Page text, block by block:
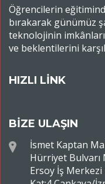
Öğrencilerin
bırakarak günümüz
teknolojinin
ve beklentilerini
HIZLI LİNK
BİZE ULAŞIN
İsmet Kaptan
Hürriyet Bulvarı
Ersoy İş Merkezi